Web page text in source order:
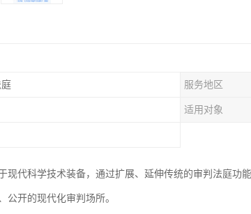
服务地区
适用对象
现代科学技术装备，通过扩展、延伸传统的审判法庭功
公开的现代化审判场所。